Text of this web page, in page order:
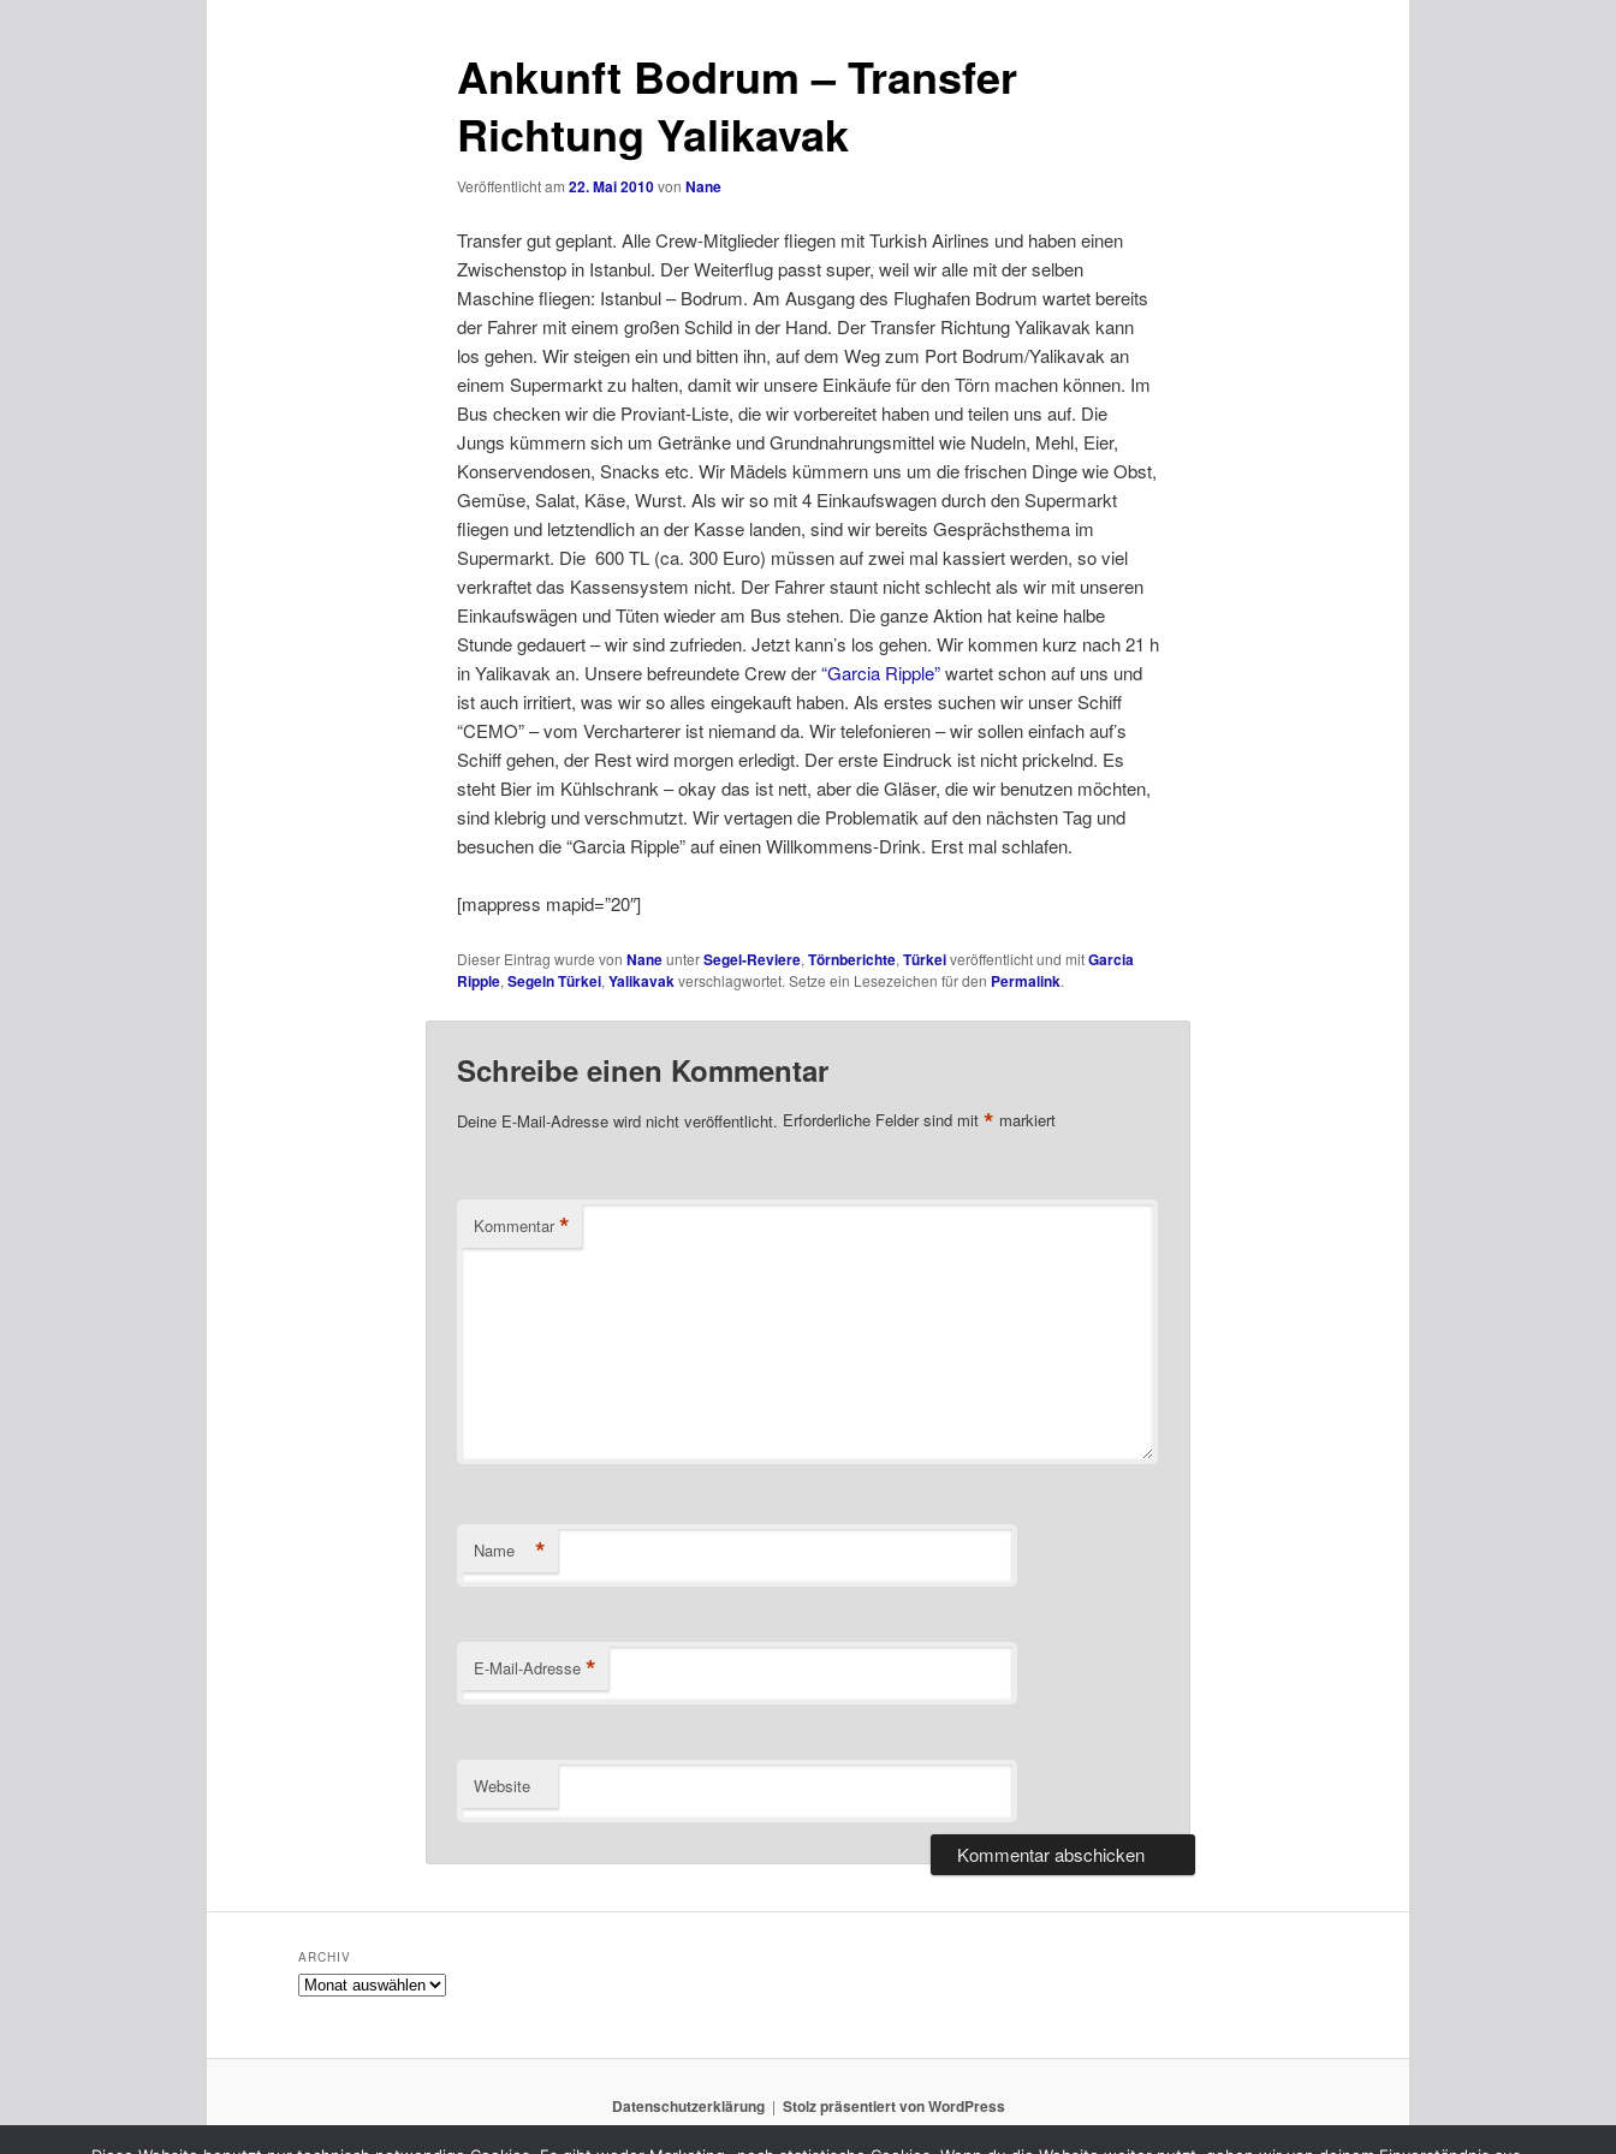
Ankunft Bodrum – Transfer
Richtung Yalikavak
Veröffentlicht am 22. Mai 2010von Nane
Transfer gut geplant. Alle Crew-Mitglieder fliegen mit Turkish Airlines und haben einen
Zwischenstop in Istanbul. Der Weiterflug passt super, weil wir alle mit der selben
Maschine fliegen: Istanbul – Bodrum. Am Ausgang des Flughafen Bodrum wartet bereits
der Fahrer mit einem großen Schild in der Hand. Der Transfer Richtung Yalikavak kann
los gehen. Wir steigen ein und bitten ihn, auf dem Weg zum Port Bodrum/Yalikavak an
einem Supermarkt zu halten, damit wir unsere Einkäufe für den Törn machen können. Im
Bus checken wir die Proviant-Liste, die wir vorbereitet haben und teilen uns auf. Die
Jungs kümmern sich um Getränke und Grundnahrungsmittel wie Nudeln, Mehl, Eier,
Konservendosen, Snacks etc. Wir Mädels kümmern uns um die frischen Dinge wie Obst,
Gemüse, Salat, Käse, Wurst. Als wir so mit 4 Einkaufswagen durch den Supermarkt
fliegen und letztendlich an der Kasse landen, sind wir bereits Gesprächsthema im
Supermarkt. Die 600 TL (ca. 300 Euro) müssen auf zwei mal kassiert werden, so viel
verkraftet das Kassensystem nicht. Der Fahrer staunt nicht schlecht als wir mit unseren
Einkaufswägen und Tüten wieder am Bus stehen. Die ganze Aktion hat keine halbe
Stunde gedauert – wir sind zufrieden. Jetzt kann’s los gehen. Wir kommen kurz nach 21 h
in Yalikavak an. Unsere befreundete Crew der“Garcia Ripple”wartet schon auf uns und
ist auch irritiert, was wir so alles eingekauft haben. Als erstes suchen wir unser Schiff
“CEMO” – vom Vercharterer ist niemand da. Wir telefonieren – wir sollen einfach auf’s
Schiff gehen, der Rest wird morgen erledigt. Der erste Eindruck ist nicht prickelnd. Es
steht Bier im Kühlschrank – okay das ist nett, aber die Gläser, die wir benutzen möchten,
sind klebrig und verschmutzt. Wir vertagen die Problematik auf den nächsten Tag und
besuchen die “Garcia Ripple” auf einen Willkommens-Drink. Erst mal schlafen.
[mappress mapid=”20″]
Dieser Eintrag wurde von NaneunterSegel-Reviere, Törnberichte, Türkeiveröffentlicht und mitGarcia
Ripple, Segeln Türkei, Yalikavakverschlagwortet. Setze ein Lesezeichen für den Permalink.
Schreibe einen Kommentar
Deine E-Mail-Adresse wird nicht veröffentlicht. Erforderliche Felder sind mit * markiert
Kommentar *
Name *
E-Mail-Adresse *
Website
ARCHIV
Archiv
Datenschutzerklärung Stolz präsentiert von WordPress